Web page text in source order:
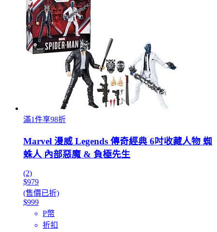
滿1件享98折
Marvel 漫威 Legends 傳奇經典 6吋收藏人物 蜘
蛛人 內部惡魔 & 負極先生
(2)
$979
(售價已折)
$999
P幣
折扣